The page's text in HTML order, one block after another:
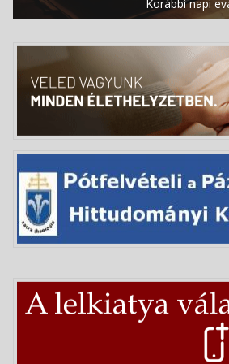
A szolgálat és a közösség
Nagykovácsi közelében tartják
augusztus 6. | 19:11
Istent az utcákon kell keresni –
Börtönviselt fiatalokat segítő
búcsúztak Milánóban
augusztus 6. | 18:27
augusztus 6. | 17:40
Közösségi gondoskodás néven
egyedülálló képzés indul az
Esztergomi Hittudományi
akkor újul meg, ha Krisztust
magunk is átalakulunk
Mit keres egy katolikus pap DJ a
Budapest Park nagyszínpadán?
Korábbi napi